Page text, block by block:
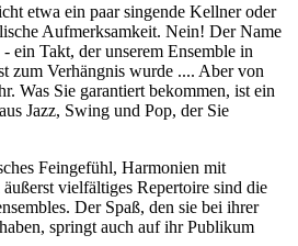
etwa ein paar singende Kellner oder
Aufmerksamkeit. Nein! Der Name
ein Takt, der unserem Ensemble in
zum Verhängnis wurde .... Aber von
Was Sie garantiert bekommen, ist ein
Jazz, Swing und Pop, der Sie
Feingefühl, Harmonien mit
vielfältiges Repertoire sind die
Der Spaß, den sie bei ihrer
springt auch auf ihr Publikum